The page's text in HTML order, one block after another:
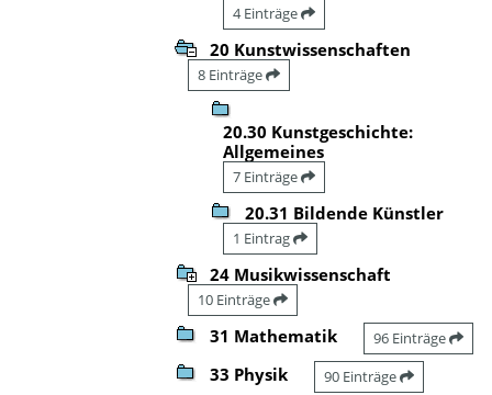
4 Einträge
20 Kunstwissenschaften
8 Einträge
20.30 Kunstgeschichte:
Allgemeines
7 Einträge
20.31 Bildende Künstler
1 Eintrag
24 Musikwissenschaft
10 Einträge
31 Mathematik 96 Einträge
33 Physik 90 Einträge